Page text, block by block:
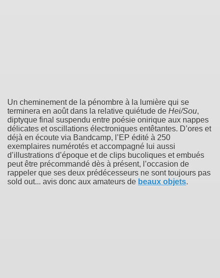
Un cheminement de la pénombre à la lumière qui se
terminera en août dans la relative quiétude de Hei/Sou,
diptyque final suspendu entre poésie onirique aux nappes
délicates et oscillations électroniques entêtantes. D’ores et
déjà en écoute via Bandcamp, l’EP édité à 250
exemplaires numérotés et accompagné lui aussi
d’illustrations d’époque et de clips bucoliques et embués
peut être précommandé dès à présent, l’occasion de
rappeler que ses deux prédécesseurs ne sont toujours pas
sold out... avis donc aux amateurs de beaux objets.